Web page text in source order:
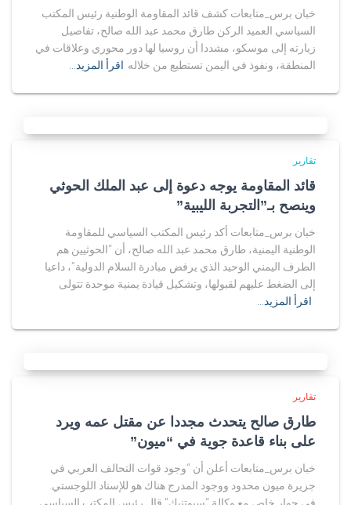
خبان برس_متابعات كشف قائد المقاومة الوطنية رئيس المكتب
السياسي العميد الركن طارق محمد عبد الله صالح، تفاصيل
زيارته إلى موسكو، مشددا أن روسيا لها دور محوري وعلاقات في
المنطقة، ونفوذ في اليمن تستطيع من خلاله اقرأ المزيد…
تقارير
قائد المقاومة يوجه دعوة إلى عبد الملك الحوثي
وينصح بـ”التجربة الليبية”
خبان برس_متابعات أكد رئيس المكتب السياسي للمقاومة
الوطنية اليمنية، طارق محمد عبد الله صالح، أن “الحوثيين هم
الطرف اليمني الوحيد الذي يرفض مبادرة السلام الدولية”، داعيا
إلى الضغط عليهم لقبولها، وتشكيل قيادة يمنية موحدة تتولى
اقرأ المزيد…
تقارير
طارق صالح يتحدث مجددا عن مقتل عمه ويرد
على بناء قاعدة جوية في “ميون”
خبان برس_متابعات أعلن أن “وجود قوات التحالف العربي في
جزيرة ميون محدود ووجود المدرج هناك هو للإسناد اللوجستي.